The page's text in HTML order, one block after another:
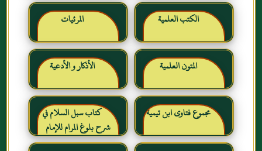
الكتب العلمية المرئيات
المتون العلمية الأذكار و الأدعية
مجموع فتاوى ابن تيمية
كتاب سبل السلام في
شرح بلوغ المرام للإمام
الصنعاني رحمه الله